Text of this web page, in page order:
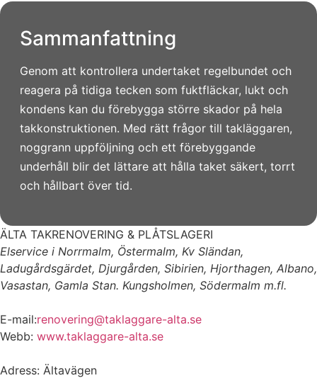
Sammanfattning
Genom att kontrollera undertaket regelbundet och
reagera på tidiga tecken som fuktfläckar, lukt och
kondens kan du förebygga större skador på hela
takkonstruktionen. Med rätt frågor till takläggaren,
noggrann uppföljning och ett förebyggande
underhåll blir det lättare att hålla taket säkert, torrt
och hållbart över tid.
ÄLTA TAKRENOVERING & PLÅTSLAGERI
Elservice i Norrmalm, Östermalm, Kv Sländan,
Ladugårdsgärdet, Djurgården, Sibirien, Hjorthagen, Albano,
Vasastan, Gamla Stan. Kungsholmen, Södermalm m.fl.
E-mail:renovering@taklaggare-alta.se
Webb: www.taklaggare-alta.se
Adress: Ältavägen